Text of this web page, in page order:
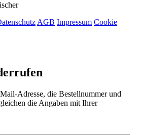
AGB Impressum Cookie
Adresse, die Bestellnummer und
die Angaben mit Ihrer